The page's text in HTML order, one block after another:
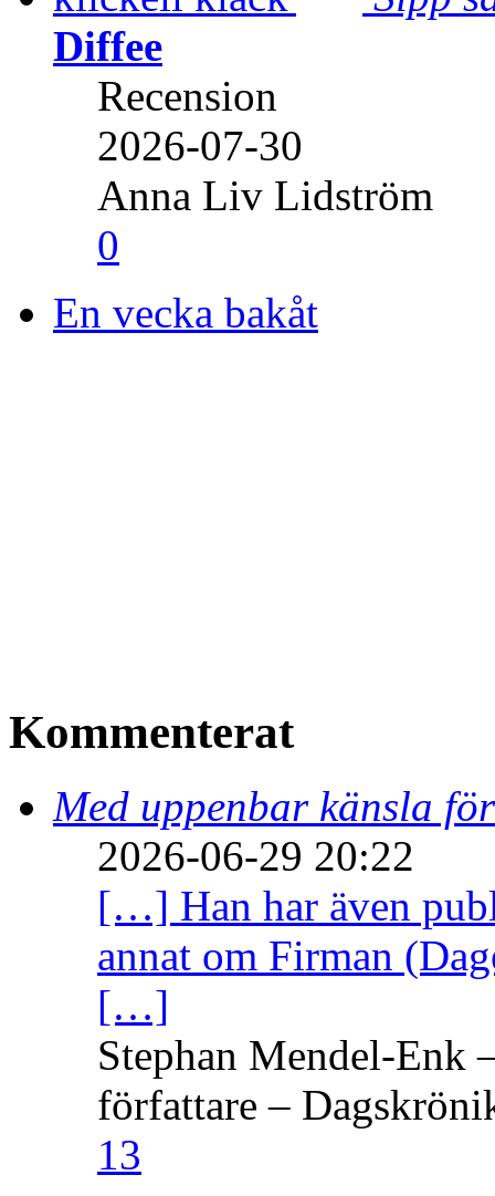
Diffee
Recension
2026-07-30
Anna Liv Lidström
0
En vecka bakåt
Kommenterat
Med uppenbar känsla
2026-06-29 20:22
[…] Han har även
annat om Firman
[…]
Stephan Mendel-Enk
författare –
13